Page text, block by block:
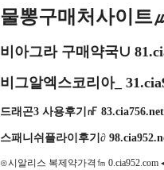
물뽕구매처사이트
비아그라 구매약국∪
비그알엑스코리아_
드래곤3 사용후기㎋
스패니쉬플라이후기∂
⊙시알리스 복제약가격㎙